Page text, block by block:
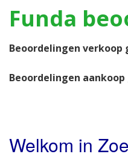
Funda
Beoordelingen verkoop
Beoordelingen
Welkom in